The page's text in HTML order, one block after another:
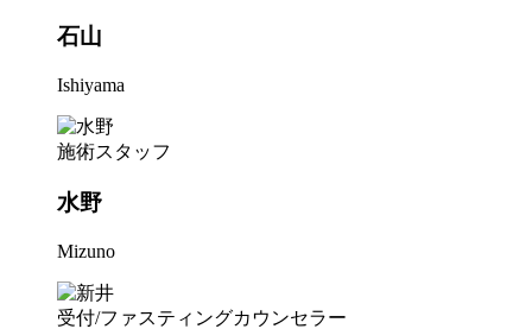
石山
Ishiyama
施術スタッフ
水野
Mizuno
受付/ファスティングカウンセラー